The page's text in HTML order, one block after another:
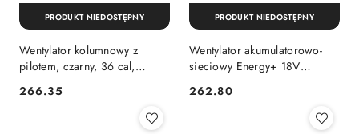
Wentylator kolumnowy z
pilotem, czarny, 36 cal,
Cena:
266.35
PRODUKT NIEDOSTĘPNY
Wentylator akumulatorowo-
sieciowy Energy+ 18V
Cena:
262.80
PRODUKT NIEDOSTĘPNY